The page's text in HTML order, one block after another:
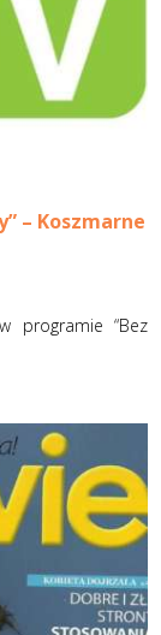
– Koszmarne
programie “Bez